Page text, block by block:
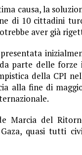
causa, la
di 10 cittadini
aver già
parte delle forze
della CPI
alla fine di
Marcia del
Gaza, quasi tutti